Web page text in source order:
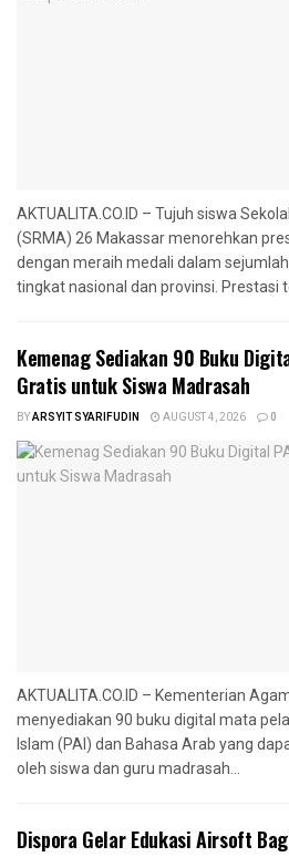
AKTUALITA.CO.ID – Tujuh siswa
(SRMA) 26 Makassar menorehkan
dengan meraih medali dalam
tingkat nasional dan provinsi. Prestasi
Kemenag Sediakan 90 Buku
Gratis untuk Siswa Madrasah
BYARSYIT SYARIFUDIN AUGUST 4, 2026 0
AKTUALITA.CO.ID – Kementerian
menyediakan 90 buku digital mata
Islam (PAI) dan Bahasa Arab yang
oleh siswa dan guru madrasah...
‎Dispora Gelar Edukasi Airsoft